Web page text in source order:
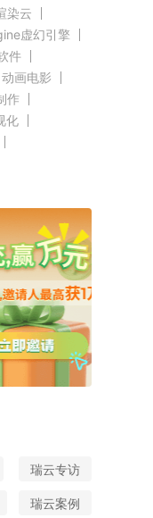
染云
虚幻引擎
件
动画电影
作
化
新闻
Max新闻
会
4D资讯
惠
赤道
瑞云专访
瑞云案例